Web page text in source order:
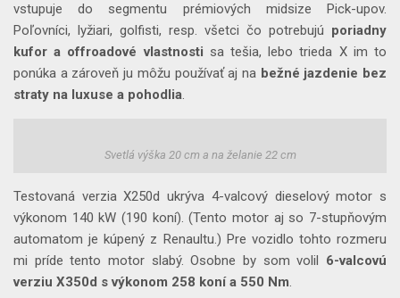
vstupuje do segmentu prémiových midsize Pick-upov.
Poľovníci, lyžiari, golfisti, resp. všetci čo potrebujú poriadny
kufor a offroadové vlastnosti sa tešia, lebo trieda X im to
ponúka a zároveň ju môžu používať aj na bežné jazdenie bez
straty na luxuse a pohodlia.
Svetlá výška 20 cm a na želanie 22 cm
Testovaná verzia X250d ukrýva 4-valcový dieselový motor s
výkonom 140 kW (190 koní). (Tento motor aj so 7-stupňovým
automatom je kúpený z Renaultu.) Pre vozidlo tohto rozmeru
mi príde tento motor slabý. Osobne by som volil 6-valcovú
verziu X350d s výkonom 258 koní a 550 Nm.